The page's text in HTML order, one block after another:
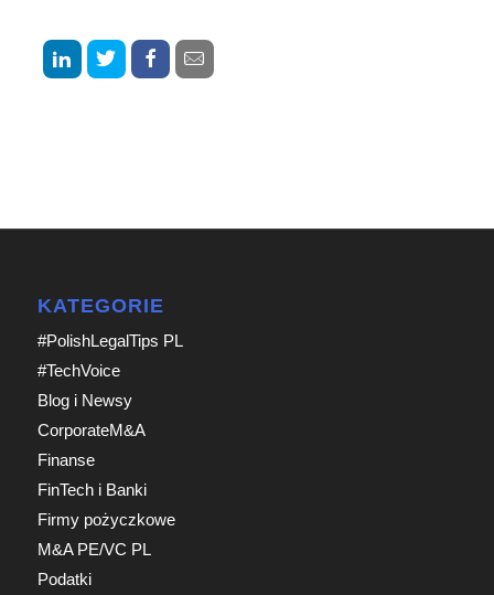
KATEGORIE
#PolishLegalTips PL
#TechVoice
Blog i Newsy
CorporateM&A
Finanse
FinTech i Banki
Firmy pożyczkowe
M&A PE/VC PL
Podatki